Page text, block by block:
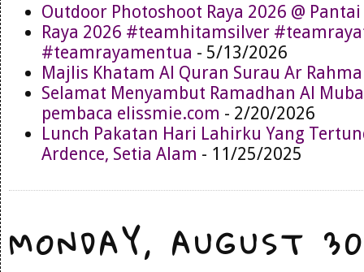
Outdoor Photoshoot Raya 2026 @ Pantai
Raya 2026 #teamhitamsilver
#teamrayamentua - 5/13/2026
Majlis Khatam Al Quran Surau Ar
Selamat Menyambut Ramadhan Al
pembaca elissmie.com - 2/20/2026
Lunch Pakatan Hari Lahirku Yang
Ardence, Setia Alam - 11/25/2025
MONDAY, AUGUST